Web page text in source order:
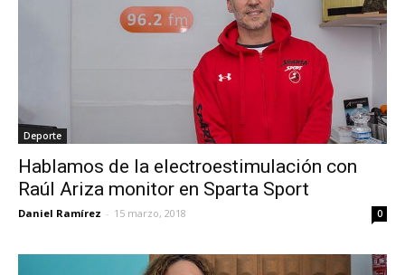
Deporte
Hablamos de la electroestimulación con
Raúl Ariza monitor en Sparta Sport
Daniel Ramírez - 15 marzo, 2018 0